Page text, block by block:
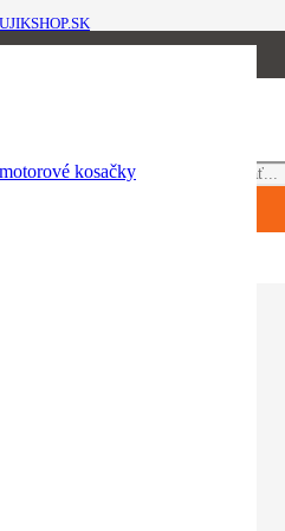
064 Products
search
kosačky
BASIC
pre prilbu